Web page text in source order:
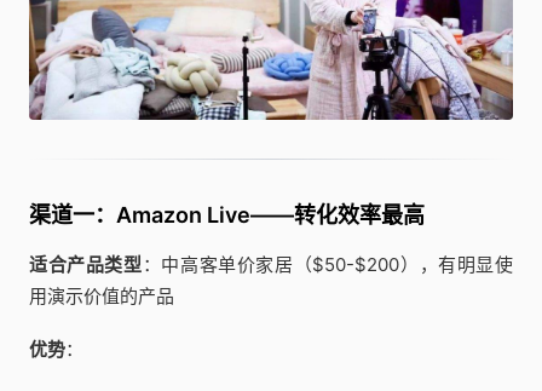
渠道一：Amazon Live——转化效率最高
适合产品类型：中高客单价家居（$50-$200），有明显使
用演示价值的产品
优势：